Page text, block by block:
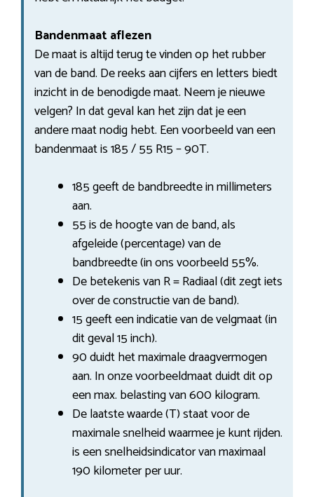
Bandenmaat aflezen
De maat is altijd terug te vinden op het rubber
van de band. De reeks aan cijfers en letters biedt
inzicht in de benodigde maat. Neem je nieuwe
velgen? In dat geval kan het zijn dat je een
andere maat nodig hebt. Een voorbeeld van een
bandenmaat is 185 / 55 R15 – 90T.
185 geeft de bandbreedte in millimeters
aan.
55 is de hoogte van de band, als
afgeleide (percentage) van de
bandbreedte (in ons voorbeeld 55%.
De betekenis van R = Radiaal (dit zegt iets
over de constructie van de band).
15 geeft een indicatie van de velgmaat (in
dit geval 15 inch).
90 duidt het maximale draagvermogen
aan. In onze voorbeeldmaat duidt dit op
een max. belasting van 600 kilogram.
De laatste waarde (T) staat voor de
maximale snelheid waarmee je kunt rijden.
is een snelheidsindicator van maximaal
190 kilometer per uur.